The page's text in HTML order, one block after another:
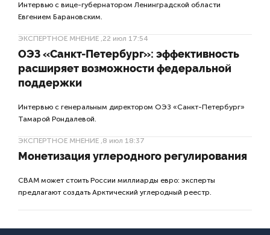
Интервью с вице-губернатором Ленинградской области
Евгением Барановским.
ЭКСПЕРТНОЕ МНЕНИЕ ,22 июл 17:54
ОЭЗ «Санкт-Петербург»: эффективность
расширяет возможности федеральной
поддержки
Интервью с генеральным директором ОЭЗ «Санкт-Петербург»
Тамарой Рондалевой.
ЭКСПЕРТНОЕ МНЕНИЕ ,8 июл 18:37
Монетизация углеродного регулирования
CBAM может стоить России миллиарды евро: эксперты
предлагают создать Арктический углеродный реестр.